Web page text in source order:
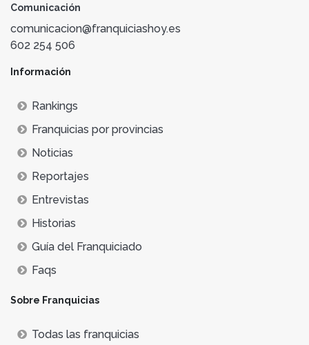
Comunicación
comunicacion@franquiciashoy.es
602 254 506
Información
Rankings
Franquicias por provincias
Noticias
Reportajes
Entrevistas
Historias
Guía del Franquiciado
Faqs
Sobre Franquicias
Todas las franquicias